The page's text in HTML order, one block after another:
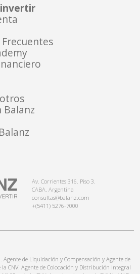
Av. Corrientes 316. Piso 3.
CABA. Argentina
consultas@balanz.com
+(5411) 5276-7000
invertir
Balanz
Agente de Liquidación y Compensación y Agente de
CNV. Agente de Colocación y Distribución Integral